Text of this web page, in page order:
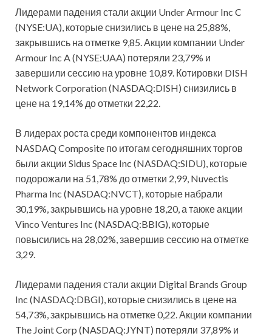
Лидерами падения стали акции Under Armour Inc C
(NYSE:UA), которые снизились в цене на 25,88%,
закрывшись на отметке 9,85. Акции компании Under
Armour Inc A (NYSE:UAA) потеряли 23,79% и
завершили сессию на уровне 10,89. Котировки DISH
Network Corporation (NASDAQ:DISH) снизились в
цене на 19,14% до отметки 22,22.
В лидерах роста среди компонентов индекса
NASDAQ Composite по итогам сегодняшних торгов
были акции Sidus Space Inc (NASDAQ:SIDU), которые
подорожали на 51,78% до отметки 2,99, Nuvectis
Pharma Inc (NASDAQ:NVCT), которые набрали
30,19%, закрывшись на уровне 18,20, а также акции
Vinco Ventures Inc (NASDAQ:BBIG), которые
повысились на 28,02%, завершив сессию на отметке
3,29.
Лидерами падения стали акции Digital Brands Group
Inc (NASDAQ:DBGI), которые снизились в цене на
54,73%, закрывшись на отметке 0,22. Акции компании
The Joint Corp (NASDAQ:JYNT) потеряли 37,89% и